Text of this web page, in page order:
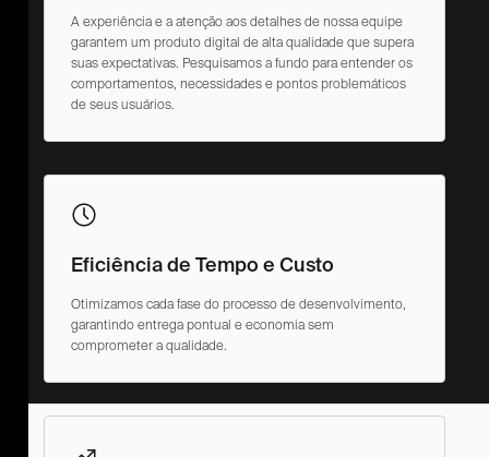
A experiência e a atenção aos detalhes de nossa equipe
garantem um produto digital de alta qualidade que supera
suas expectativas. Pesquisamos a fundo para entender os
comportamentos, necessidades e pontos problemáticos
de seus usuários.
Eficiência de Tempo e Custo
Otimizamos cada fase do processo de desenvolvimento,
garantindo entrega pontual e economia sem
comprometer a qualidade.